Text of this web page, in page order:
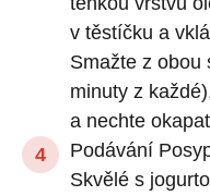
v těstíčku a
Smažte z obou
minuty z
a nechte
Podávání
Skvělé s